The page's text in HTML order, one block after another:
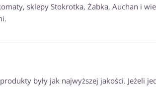
sklepy Stokrotka, Żabka, Auchan i
były jak najwyższej jakości. Jeżeli